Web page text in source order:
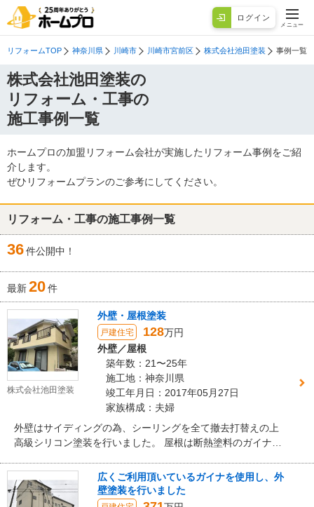
ログイン
メニュー
リフォームTOP 神奈川県 川崎市 川崎市宮前区 株式会社池田塗装 事例一覧
株式会社池田塗装の
リフォーム・工事の
施工事例一覧
ホームプロの加盟リフォーム会社が実施したリフォーム事例をご紹
介します。
ぜひリフォームプランのご参考にしてください。
リフォーム・工事の施工事例一覧
36件公開中！
最新20件
株式会社池田塗装
外壁・屋根塗装
戸建住宅 128万円
外壁／屋根
築年数：21〜25年
施工地：神奈川県
竣工年月日：2017年05月27日
家族構成：夫婦
外壁はサイディングの為、シーリングを全て撤去打替えの上
高級シリコン塗装を行いました。 屋根は断熱塗料のガイナで
広くご利用頂いているガイナを使用し、外
壁塗装を行いました